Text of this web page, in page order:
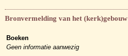
Bronvermelding van het (kerk)gebouw
Boeken
Geen informatie aanwezig